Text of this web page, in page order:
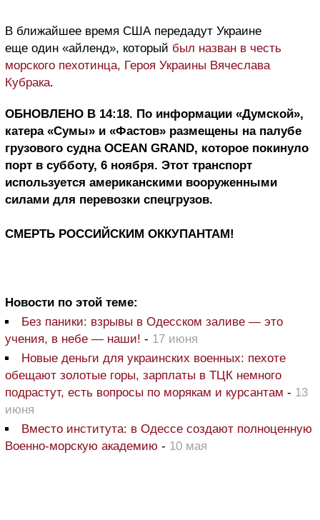
В ближайшее время США передадут Украине
еще один «айленд», который был назван в честь
морского пехотинца, Героя Украины Вячеслава
Кубрака.
ОБНОВЛЕНО В 14:18. По информации «Думской»,
катера «Сумы» и «Фастов» размещены на палубе
грузового судна OCEAN GRAND, которое покинуло
порт в субботу, 6 ноября. Этот транспорт
используется американскими вооруженными
силами для перевозки спецгрузов.
СМЕРТЬ РОССИЙСКИМ ОККУПАНТАМ!
Новости по этой теме:
Без паники: взрывы в Одесском заливе — это
учения, в небе — наши! - 17 июня
Новые деньги для украинских военных: пехоте
обещают золотые горы, зарплаты в ТЦК немного
подрастут, есть вопросы по морякам и курсантам - 13
июня
Вместо института: в Одессе создают полноценную
Военно-морскую академию - 10 мая